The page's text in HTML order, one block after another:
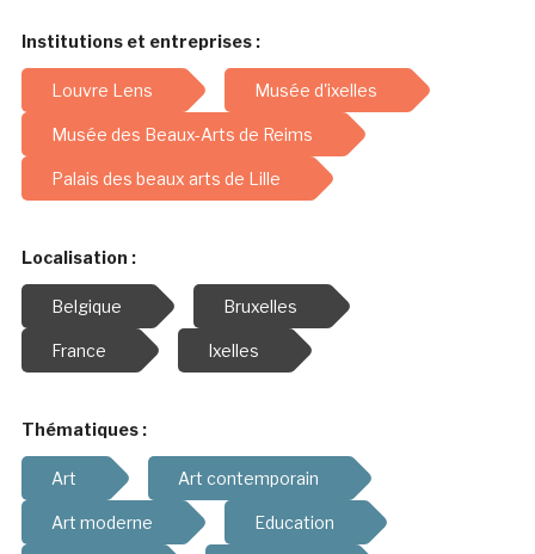
Institutions et entreprises :
Louvre Lens Musée d'ixelles
Musée des Beaux-Arts de Reims
Palais des beaux arts de Lille
Localisation :
Belgique Bruxelles
France Ixelles
Thématiques :
Art Art contemporain
Art moderne Education